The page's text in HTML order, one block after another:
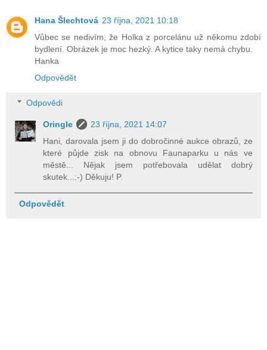
Hana Šlechtová 23 října, 2021 10:18
Vůbec se nedivím, že Holka z porcelánu už někomu zdobí
bydlení. Obrázek je moc hezký. A kytice taky nemá chybu.
Hanka
Odpovědět
Odpovědi
Oringle
23 října, 2021 14:07
Hani, darovala jsem ji do dobročinné aukce obrazů, ze
které půjde zisk na obnovu Faunaparku u nás ve
městě... Nějak jsem potřebovala udělat dobrý
skutek...:-) Děkuju! P.
Odpovědět